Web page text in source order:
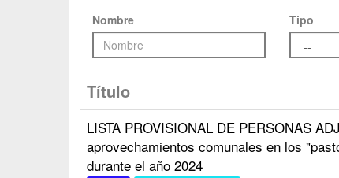
Nombre
Tipo
Título
LISTA PROVISIONAL DE PERSONAS
aprovechamientos comunales en los
durante el año 2024